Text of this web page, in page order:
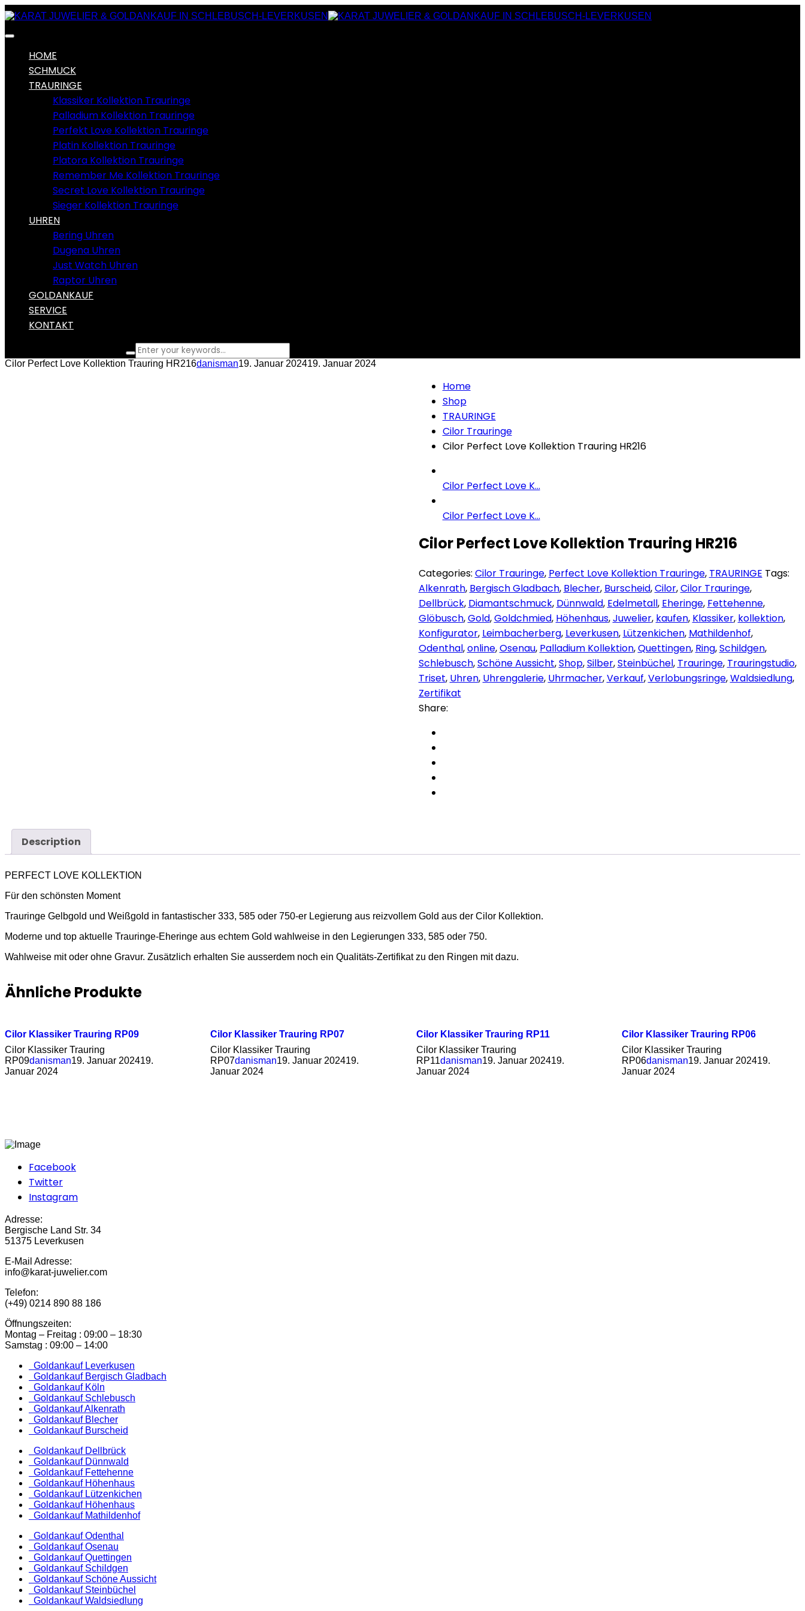
HOME
SCHMUCK
TRAURINGE
Klassiker Kollektion Trauringe
Palladium Kollektion Trauringe
Perfekt Love Kollektion Trauringe
Platin Kollektion Trauringe
Platora Kollektion Trauringe
Remember Me Kollektion Trauringe
Secret Love Kollektion Trauringe
Sieger Kollektion Trauringe
UHREN
Bering Uhren
Dugena Uhren
Just Watch Uhren
Raptor Uhren
GOLDANKAUF
SERVICE
KONTAKT
Cilor Perfect Love Kollektion Trauring HR216danisman19. Januar 202419. Januar 2024
Home
Shop
TRAURINGE
Cilor Trauringe
Cilor Perfect Love Kollektion Trauring HR216
Cilor Perfect Love K...
Cilor Perfect Love K...
Cilor Perfect Love Kollektion Trauring HR216
Categories: Cilor Trauringe, Perfect Love Kollektion Trauringe, TRAURINGE Tags:
Alkenrath, Bergisch Gladbach, Blecher, Burscheid,Cilor,Cilor Trauringe,
Dellbrück, Diamantschmuck, Dünnwald, Edelmetall, Eheringe, Fettehenne,
Glöbusch,Gold,Goldchmied, Höhenhaus,Juwelier, kaufen, Klassiker, kollektion,
Konfigurator, Leimbacherberg, Leverkusen, Lützenkichen, Mathildenhof,
Odenthal,online,Osenau, Palladium Kollektion,Quettingen, Ring,Schildgen,
Schlebusch,Schöne Aussicht,Shop,Silber,Steinbüchel, Trauringe, Trauringstudio,
Triset, Uhren, Uhrengalerie, Uhrmacher,Verkauf,Verlobungsringe,Waldsiedlung,
Zertifikat
Share:
Description
PERFECT LOVE KOLLEKTION
Für den schönsten Moment
Trauringe Gelbgold und Weißgold in fantastischer 333, 585 oder 750-er Legierung aus reizvollem Gold aus der Cilor Kollektion.
Moderne und top aktuelle Trauringe-Eheringe aus echtem Gold wahlweise in den Legierungen 333, 585 oder 750.
Wahlweise mit oder ohne Gravur. Zusätzlich erhalten Sie ausserdem noch ein Qualitäts-Zertifikat zu den Ringen mit dazu.
Ähnliche Produkte
Cilor Klassiker Trauring RP09
Cilor Klassiker Trauring
RP09danisman19. Januar 202419.
Januar 2024
Cilor Klassiker Trauring RP07
Cilor Klassiker Trauring
RP07danisman19. Januar 202419.
Januar 2024
Cilor Klassiker Trauring RP11
Cilor Klassiker Trauring
RP11danisman19. Januar 202419.
Januar 2024
Cilor Klassiker Trauring RP06
Cilor Klassiker Trauring
RP06danisman19. Januar 202419.
Januar 2024
Facebook
Twitter
Instagram
Adresse:
Bergische Land Str. 34
51375 Leverkusen
E-Mail Adresse:
info@karat-juwelier.com
Telefon:
(+49) 0214 890 88 186
Öffnungszeiten:
Montag – Freitag : 09:00 – 18:30
Samstag : 09:00 – 14:00
Goldankauf Leverkusen
Goldankauf Bergisch Gladbach
Goldankauf Köln
Goldankauf Schlebusch
Goldankauf Alkenrath
Goldankauf Blecher
Goldankauf Burscheid
Goldankauf Dellbrück
Goldankauf Dünnwald
Goldankauf Fettehenne
Goldankauf Höhenhaus
Goldankauf Lützenkichen
Goldankauf Höhenhaus
Goldankauf Mathildenhof
Goldankauf Odenthal
Goldankauf Osenau
Goldankauf Quettingen
Goldankauf Schildgen
Goldankauf Schöne Aussicht
Goldankauf Steinbüchel
Goldankauf Waldsiedlung